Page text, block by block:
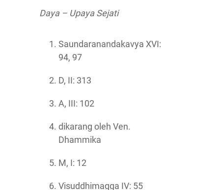
Daya – Upaya Sejati
Saundaranandakavya XVI:
94, 97
D, II: 313
A, III: 102
dikarang oleh Ven.
Dhammika
M, I: 12
Visuddhimagga IV: 55